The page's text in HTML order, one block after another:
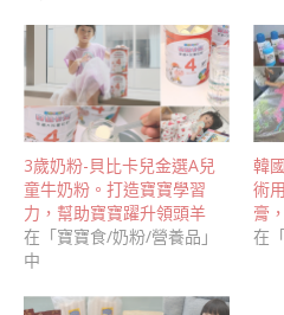
3歲奶粉-貝比卡兒金選A兒
童牛奶粉。打造寶寶學習
力，幫助寶寶躍升領頭羊
在「寶寶食/奶粉/營養品」
中
韓
術
膏
在